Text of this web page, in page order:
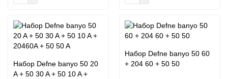
Набор Defne banyo 50 20
A + 50 30 A + 50 10 A +
Набор Defne banyo 50 60
+ 204 60 + 50 50